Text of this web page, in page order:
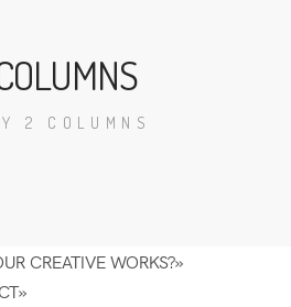
2 COLUMNS
CREATIVE WORKS?»